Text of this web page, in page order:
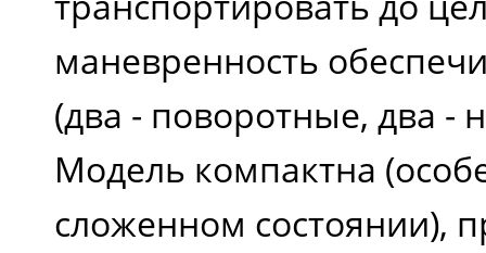
маневренность
(два - поворотные, два -
Модель компактна
сложенном состоянии),